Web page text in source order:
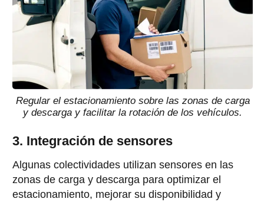
Regular el estacionamiento sobre las zonas de carga
y descarga y facilitar la rotación de los vehículos.
3. Integración de sensores
Algunas colectividades utilizan sensores en las
zonas de carga y descarga para optimizar el
estacionamiento, mejorar su disponibilidad y